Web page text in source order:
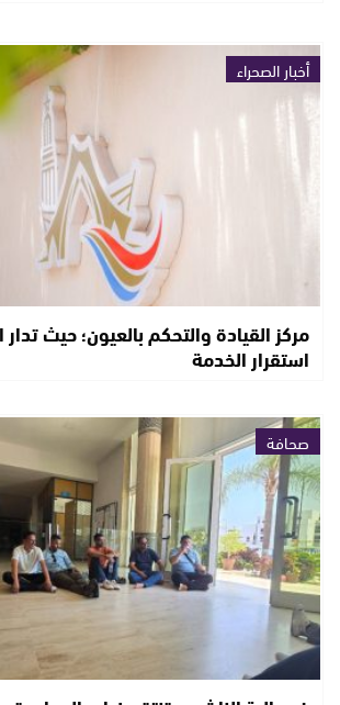
أخبار الصحراء
مركز القيادة والتحكم بالعيون؛ حيث
استقرار الخدمة
صحافة